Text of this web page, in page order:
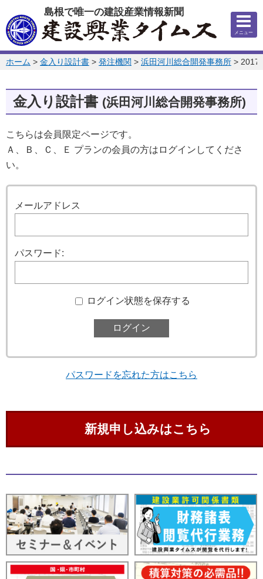
このページの本文へ
島根で唯一の建設産業情報新聞
メニュー
このページの位置:
ホーム > 金入り設計書 > 発注機関 > 浜田河川総合開発事務所 > 2017
金入り設計書 (浜田河川総合開発事務所)
こちらは会員限定ページです。
Ａ、Ｂ、Ｃ、Ｅ プランの会員の方はログインしてくださ
い。
メールアドレス
パスワード:
ログイン状態を保存する
パスワードを忘れた方はこちら
新規申し込みはこちら